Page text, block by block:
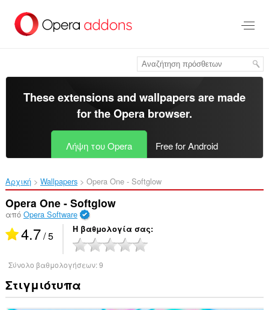
στο
κύριο
These extensions and wallpapers are made
for theOpera browser.
Λήψη του Opera Free for Android
Αρχική Wallpapers Opera One - Softglow‎
Opera One - Softglow
από Opera Software
4.7/ 5 Η βαθμολογία σας
Σύνολο βαθμολογήσεων:9
Στιγμιότυπα